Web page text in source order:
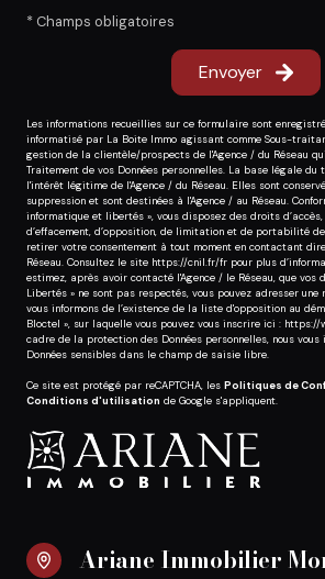
* Champs obligatoires
Envoyer
Les informations recueillies sur ce formulaire sont
informatisé par La Boite Immo agissant comme Sous-
gestion de la clientèle/prospects de l'Agence / du Réseau
Traitement de vos Données personnelles. La base légale
l'intérêt légitime de l'Agence / du Réseau. Elles sont
suppression et sont destinées à l'Agence / au Réseau.
informatique et libertés », vous disposez des droits
d’effacement, d’opposition, de limitation et de portabilité de
retirer votre consentement à tout moment en contactant
Réseau. Consultez le site https://cnil.fr/fr pour plus
estimez, après avoir contacté l'Agence / le Réseau, que vos
Libertés » ne sont pas respectés, vous pouvez adresser
vous informons de l’existence de la liste d'opposition au
Bloctel », sur laquelle vous pouvez vous inscrire ici : https://
cadre de la protection des Données personnelles, nous
Données sensibles dans le champ de saisie libre.
Ce site est protégé par reCAPTCHA, les Politiques de
Conditions d'utilisation de Google s'appliquent.
Ariane Immobilier